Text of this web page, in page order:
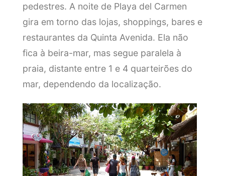
pedestres. A noite de Playa del Carmen
gira em torno das lojas, shoppings, bares e
restaurantes da Quinta Avenida. Ela não
fica à beira-mar, mas segue paralela à
praia, distante entre 1 e 4 quarteirões do
mar, dependendo da localização.